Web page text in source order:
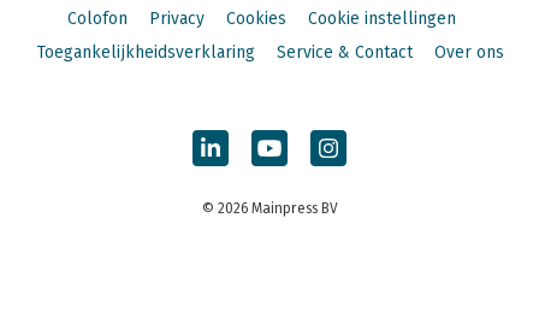
Colofon
Privacy Cookies
Cookie instellingen
Toegankelijkheidsverklaring
Service & Contact Over ons
© 2026 Mainpress BV